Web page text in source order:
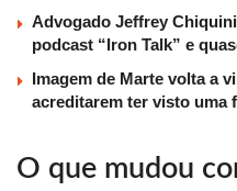
Advogado Jeffrey
podcast “Iron Talk” e
Imagem de Marte volta a
acreditarem ter visto uma
O que mudou